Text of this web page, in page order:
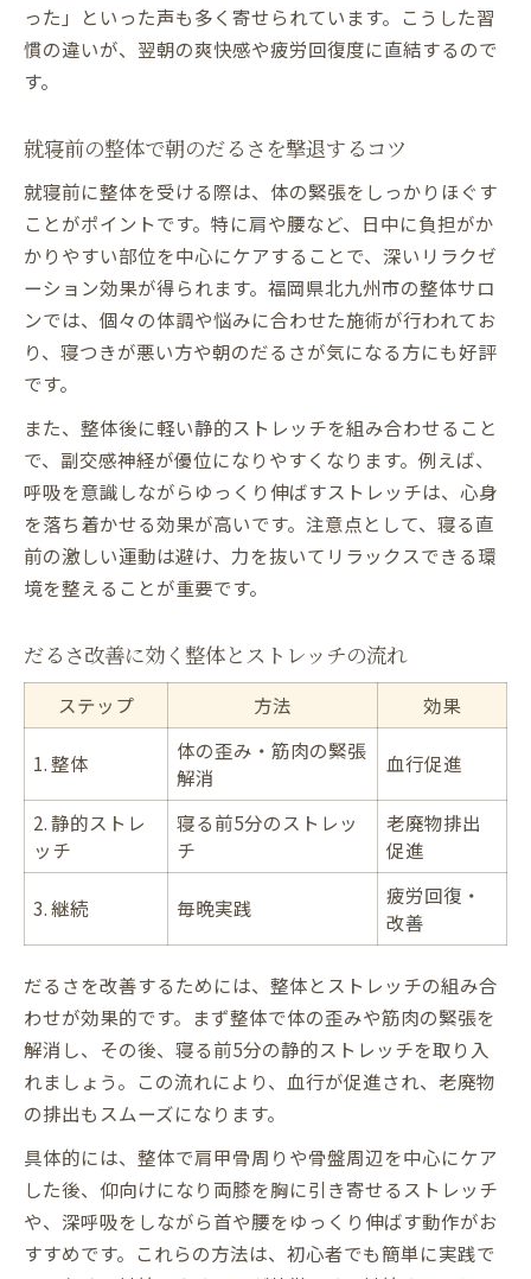
った」といった声も多く寄せられています。こうした習
慣の違いが、翌朝の爽快感や疲労回復度に直結するので
す。
就寝前の整体で朝のだるさを撃退するコツ
就寝前に整体を受ける際は、体の緊張をしっかりほぐす
ことがポイントです。特に肩や腰など、日中に負担がか
かりやすい部位を中心にケアすることで、深いリラクゼ
ーション効果が得られます。福岡県北九州市の整体サロ
ンでは、個々の体調や悩みに合わせた施術が行われてお
り、寝つきが悪い方や朝のだるさが気になる方にも好評
です。
また、整体後に軽い静的ストレッチを組み合わせること
で、副交感神経が優位になりやすくなります。例えば、
呼吸を意識しながらゆっくり伸ばすストレッチは、心身
を落ち着かせる効果が高いです。注意点として、寝る直
前の激しい運動は避け、力を抜いてリラックスできる環
境を整えることが重要です。
だるさ改善に効く整体とストレッチの流れ
ステップ 方法 効果
1. 整体
体の歪み・筋肉の緊張
解消
血行促進
2. 静的ストレ
ッチ
寝る前5分のストレッ
チ
老廃物排出
促進
3. 継続 毎晩実践
疲労回復・
改善
だるさを改善するためには、整体とストレッチの組み合
わせが効果的です。まず整体で体の歪みや筋肉の緊張を
解消し、その後、寝る前5分の静的ストレッチを取り入
れましょう。この流れにより、血行が促進され、老廃物
の排出もスムーズになります。
具体的には、整体で肩甲骨周りや骨盤周辺を中心にケア
した後、仰向けになり両膝を胸に引き寄せるストレッチ
や、深呼吸をしながら首や腰をゆっくり伸ばす動作がお
すすめです。これらの方法は、初心者でも簡単に実践で